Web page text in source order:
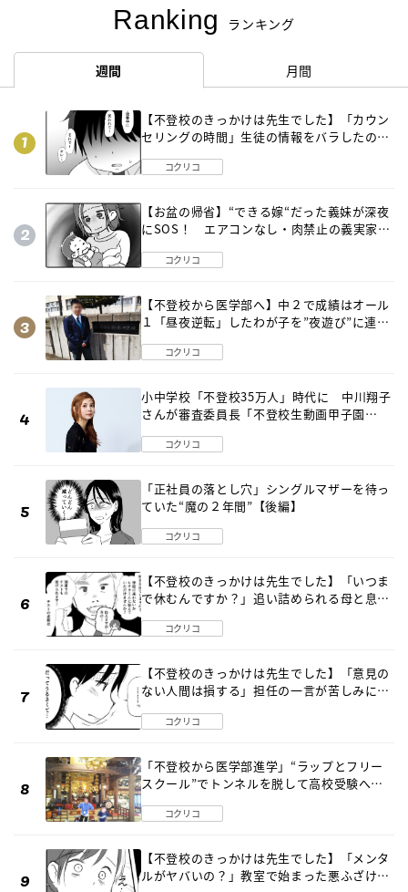
Ranking ランキング
週間 月間
【不登校のきっかけは先生でした】「カウン
セリングの時間」生徒の情報をバラしたの
コクリコ
【お盆の帰省】“できる嫁“だった義妹が深夜
にSOS！ エアコンなし・肉禁止の義実家ル
コクリコ
【不登校から医学部へ】中２で成績はオール
１「昼夜逆転」したわが子を”夜遊び”に連れ
コクリコ
小中学校「不登校35万人」時代に 中川翔子
さんが審査委員長「不登校生動画甲子園
コクリコ
「正社員の落とし穴」シングルマザーを待っ
ていた“魔の２年間”【後編】
コクリコ
【不登校のきっかけは先生でした】「いつま
で休むんですか？」追い詰められる母と息子
コクリコ
【不登校のきっかけは先生でした】「意見の
ない人間は損する」担任の一言が苦しみに…
コクリコ
「不登校から医学部進学」“ラップとフリー
スクール”でトンネルを脱して高校受験へ
コクリコ
【不登校のきっかけは先生でした】「メンタ
ルがヤバいの？」教室で始まった悪ふざけ